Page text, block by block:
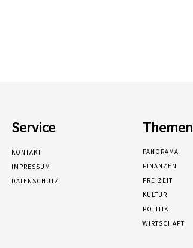
Service
KONTAKT
IMPRESSUM
DATENSCHUTZ
Themen
PANORAMA
FINANZEN
FREIZEIT
KULTUR
POLITIK
WIRTSCHAFT